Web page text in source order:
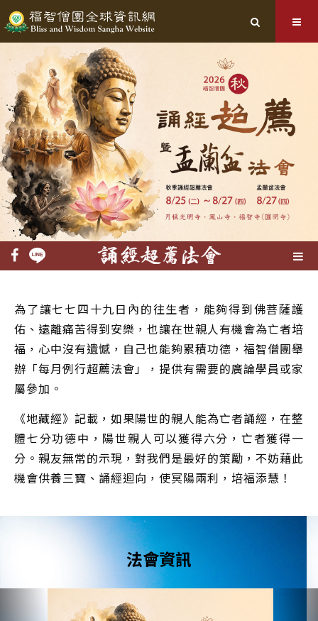
Facebook
navigation
為了讓七七四十九日內的往生者，能夠得到佛菩薩護
佑、遠離痛苦得到安樂，也讓在世親人有機會為亡者培
福，心中沒有遺憾，自己也能夠累積功德，福智僧團舉
辦「每月例行超薦法會」，提供有需要的廣論學員或家
屬參加。
《地藏經》記載，如果陽世的親人能為亡者誦經，在整
體七分功德中，陽世親人可以獲得六分，亡者獲得一
分。親友無常的示現，對我們是最好的策勵，不妨藉此
機會供養三寶、誦經迴向，使冥陽兩利，培福添慧！
法會資訊